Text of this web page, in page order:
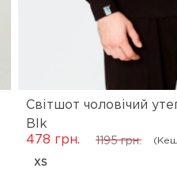
Світшот чоловічий
Blk
1195 грн.
478 грн.
XS